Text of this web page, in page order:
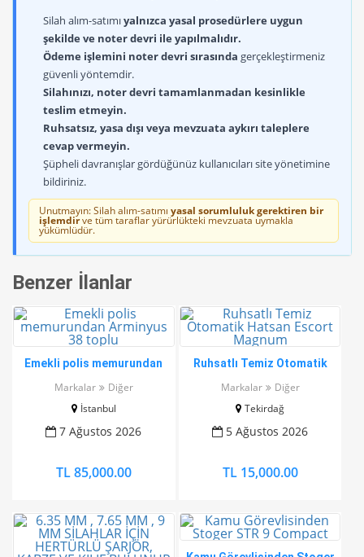
Silah alım-satımıyalnızca yasal prosedürlere uygun
şekilde ve noter devri ile yapılmalıdır.
Ödeme işlemini noter devri sırasında gerçekleştirmeniz
güvenli yöntemdir.
Silahınızı, noter devri tamamlanmadan kesinlikle
teslim etmeyin.
Ruhsatsız, yasa dışı veya mevzuata aykırı taleplere
cevap vermeyin.
Şüpheli davranışlar gördüğünüz kullanıcıları site yönetimine
bildiriniz.
Unutmayın: Silah alım-satımı yasal sorumluluk gerektiren bir
işlemdirve tüm taraflar yürürlükteki mevzuata uymakla
yükümlüdür.
Benzer İlanlar
Emekli polis memurundan
Markalar
Diğer
İstanbul
7 Ağustos 2026
TL 85,000.00
Ruhsatlı Temiz Otomatik
Markalar
Diğer
Tekirdağ
5 Ağustos 2026
TL 15,000.00